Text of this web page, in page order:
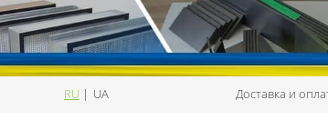
RU| UA Доставка и